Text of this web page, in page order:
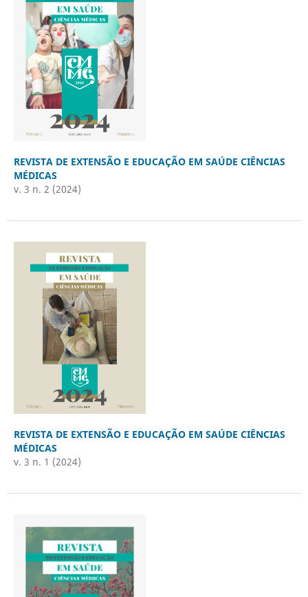
REVISTA DE EXTENSÃO E EDUCAÇÃO EM SAÚDE CIÊNCIAS
MÉDICAS
v. 3 n. 2 (2024)
REVISTA DE EXTENSÃO E EDUCAÇÃO EM SAÚDE CIÊNCIAS
MÉDICAS
v. 3 n. 1 (2024)